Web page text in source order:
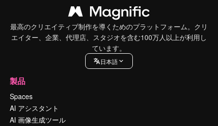
最高のクリエイティブ制作を導くためのプラットフォーム。クリ
エイター、企業、代理店、スタジオを含む100万人以上が利用し
ています。
日本語
製品
Spaces
AI アシスタント
AI 画像生成ツール